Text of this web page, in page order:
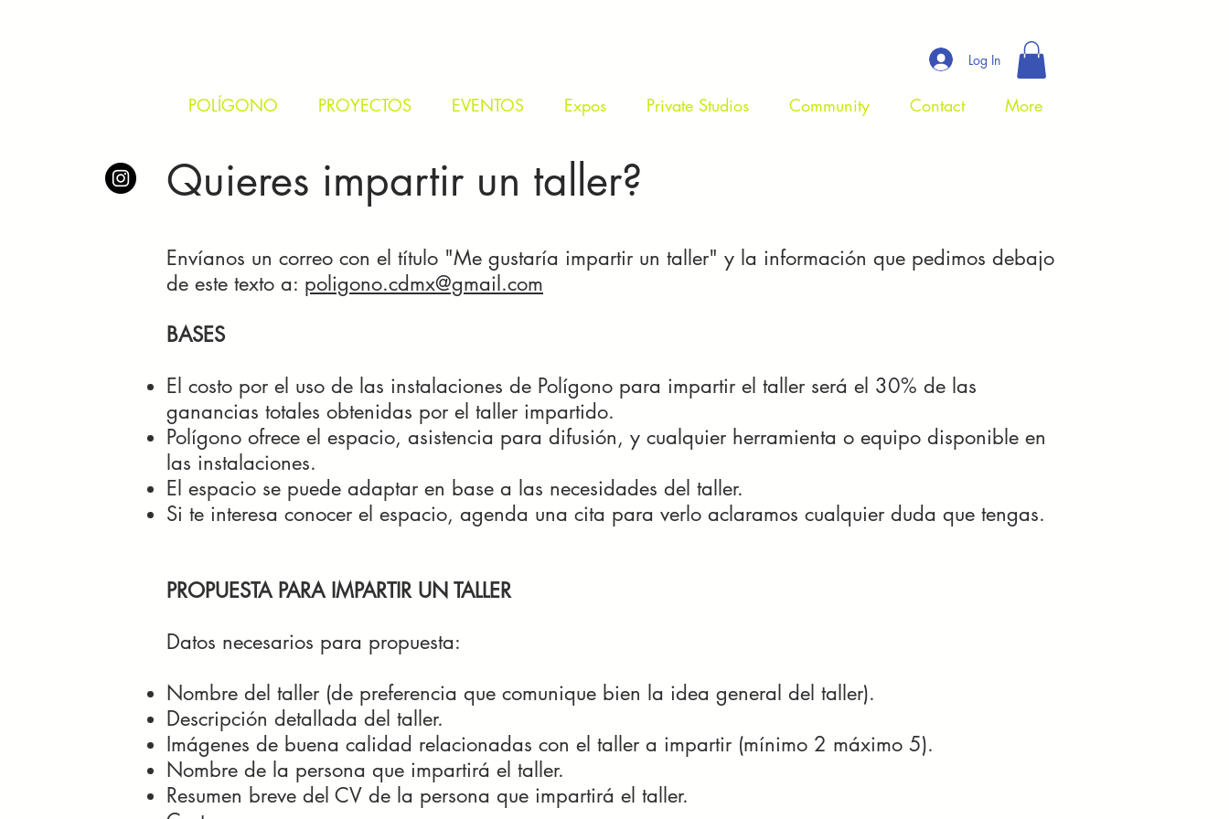
Log In
POLÍGONO PROYECTOS EVENTOS Expos Private Studios Community Contact More
Quieres impartir un taller?
Envíanos un correo con el título "Me gustaría impartir un taller" y la información que pedimos debajo
de este texto a: poligono.cdmx@gmail.com
BASES
El costo por el uso de las instalaciones de Polígono para impartir el taller será el 30% de las
ganancias totales obtenidas por el taller impartido.
Polígono ofrece el espacio, asistencia para difusión, y cualquier herramienta o equipo disponible en
las instalaciones.
El espacio se puede adaptar en base a las necesidades del taller.
Si te interesa conocer el espacio, agenda una cita para verlo aclaramos cualquier duda que tengas.
PROPUESTA PARA IMPARTIR UN TALLER
Datos necesarios para propuesta:
Nombre del taller (de preferencia que comunique bien la idea general del taller).
Descripción detallada del taller.
Imágenes de buena calidad relacionadas con el taller a impartir (mínimo 2 máximo 5).
Nombre de la persona que impartirá el taller.
Resumen breve del CV de la persona que impartirá el taller.